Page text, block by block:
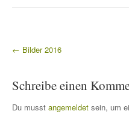
← Bilder 2016
Schreibe einen
Du musst angemeldetsein, um